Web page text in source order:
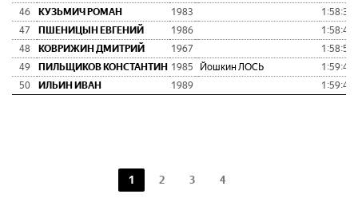
46
КУЗЬМИЧ РОМАН 1983 1:58:31
47
ПШЕНИЦЫН ЕВГЕНИЙ 1986 1:58:41
48
КОВРИЖИН ДМИТРИЙ 1967 1:58:58
49
ПИЛЬЩИКОВ КОНСТАНТИН 1985 Йошкин ЛОСЬ 1:59:41
50
ИЛЬИН ИВАН 1989 1:59:42
1 2 3 4